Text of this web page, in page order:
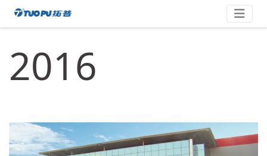
Skip
拓
·
科
技
企
2016